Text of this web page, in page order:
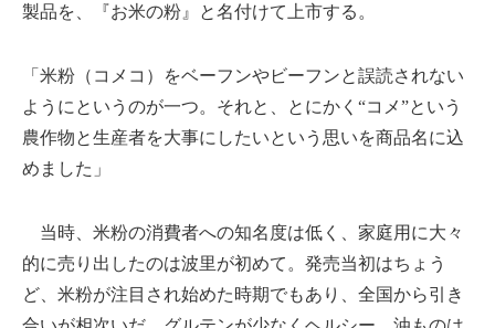
製品を、『お米の粉』と名付けて上市する。
「米粉（コメコ）をベーフンやビーフンと誤読されない
ようにというのが一つ。それと、とにかく“コメ”という
農作物と生産者を大事にしたいという思いを商品名に込
めました」
当時、米粉の消費者への知名度は低く、家庭用に大々
的に売り出したのは波里が初めて。発売当初はちょう
ど、米粉が注目され始めた時期でもあり、全国から引き